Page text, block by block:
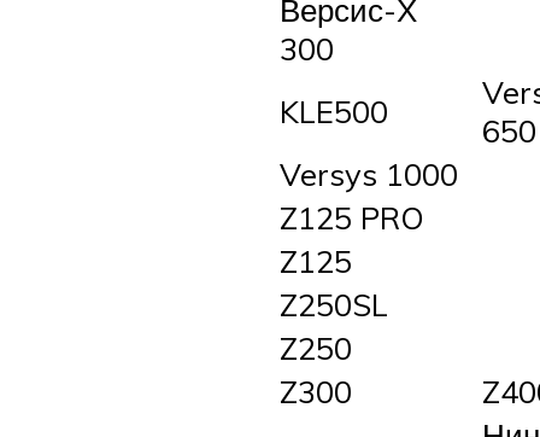
Версис-Х
300
KLE500
650
Versys 1000
Z125 PRO
Z125
Z250SL
Z250
Z300